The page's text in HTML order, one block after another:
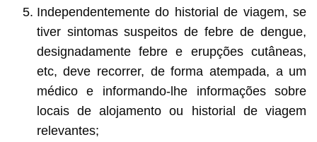
Independentemente do historial de viagem, se
tiver sintomas suspeitos de febre de dengue,
designadamente febre e erupções cutâneas,
etc, deve recorrer, de forma atempada, a um
médico e informando-lhe informações sobre
locais de alojamento ou historial de viagem
relevantes;